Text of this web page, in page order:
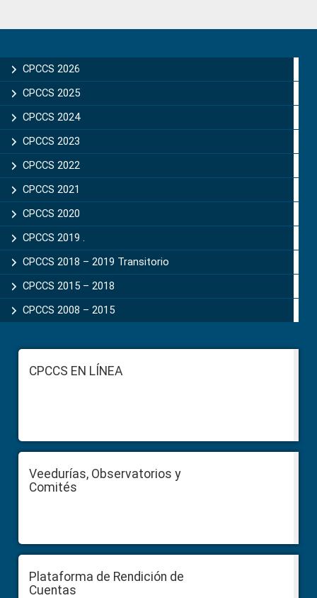
Sidebar
CPCCS 2026
CPCCS 2025
CPCCS 2024
CPCCS 2023
CPCCS 2022
CPCCS 2021
CPCCS 2020
CPCCS 2019 .
CPCCS 2018 – 2019 Transitorio
CPCCS 2015 – 2018
CPCCS 2008 – 2015
FooterCPCCS EN LÍNEA
Veedurías, Observatorios y
Comités
Plataforma de Rendición de
Cuentas